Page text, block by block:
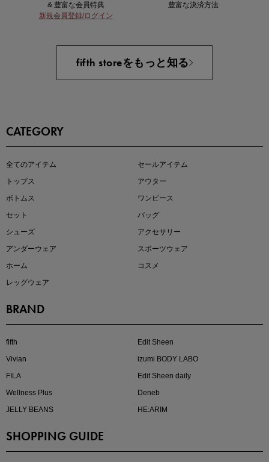
即戦力アイテム続々対象
& 豊富な会員特典
新規会員登録/ログイン
豊富な決済方法
fifth storeをもっと知る
CATEGORY
全てのアイテム
セールアイテム
トップス
アウター
ボトムス
ワンピース
セット
バッグ
シューズ
アクセサリー
アンダーウェア
スポーツウェア
ホーム
コスメ
レッグウェア
BRAND
fifth
Edit Sheen
Vivian
izumi BODY LABO
FILA
Edit Sheen daily
Wellness Plus
Deneb
JELLY BEANS
HE:ARIM
SHOPPING GUIDE